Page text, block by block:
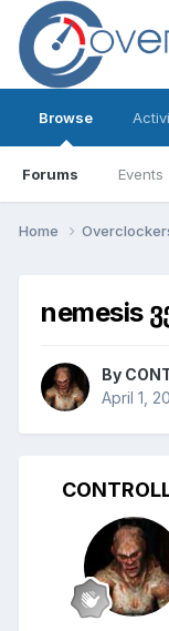
Browse
Forums Events
Home
nemesis
By
April 1,